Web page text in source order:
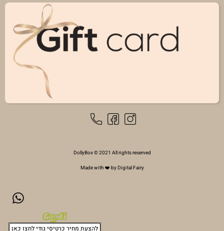
DollyBox © 2021 All rights reserved
Made with ❤️ by Digital Fairy
להצעת מחיר כרטיסי גודי לחצו כאן